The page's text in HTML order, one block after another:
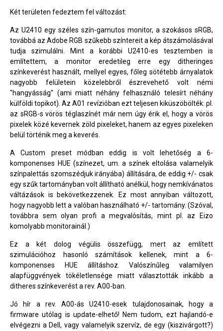
Két területen fedeztem fel változást:
Az U2410 egy széles szín-gamutos monitor, a szokásos sRGB,
továbbá az Adobe RGB szűkebb színtereit a kép átszámolásával
tudja szimulálni. Mint a korábbi U2410-es tesztemben is
említettem, a monitor eredetileg erre egy ditheringes
színkeverést használt, mellyel egyes, főleg sötétebb árnyalatok
nagyobb felületein közelebbről észrevehető volt némi
"hangyásság" (ami miatt néhány felhasználó telesírt néhány
külföldi topikot). Az A01 revízióban ezt teljesen kiküszöbölték: pl.
az sRGB-s vörös téglaszínét már nem úgy érik el, hogy a vörös
pixelek közé kevernek zöld pixeleket, hanem az egyes pixeleken
belül történik meg a keverés.
A Custom preset módban eddig is volt lehetőség a 6-
komponenses HUE (színezet, um. a színek eltolása valamelyik
színpalettás szomszédjuk irányába) állítására, de eddig +/- csak
egy szűk tartományban volt állítható anélkül, hogy nemkívánatos
váltázások is bekövetkezzenek. Ez most annyiban változott,
hogy nagyobb lett a valóban használható +/- tartomány. (Szóval,
továbbra sem olyan profi a megvalósítás, mint pl. az Eizo
komolyabb monitorainál.)
Ez a két dolog végülis összefügg, mert az említett
szimulációhoz hasonló számítások kellenek, mint a 6-
komponenses HUE állításhoz. Valószínűleg valamilyen
alapfüggvények tökéletlensége miatt választották inkább a
ditheres színkeverést a rev. A00-ban.
Jó hír a rev. A00-ás U2410-esek tulajdonosainak, hogy a
firmware utólag is update-elhető! Nem tudom, ezt hajlandó-e
elvégezni a Dell, vagy valamelyik szervíz, de egy (kiszivárgott?)